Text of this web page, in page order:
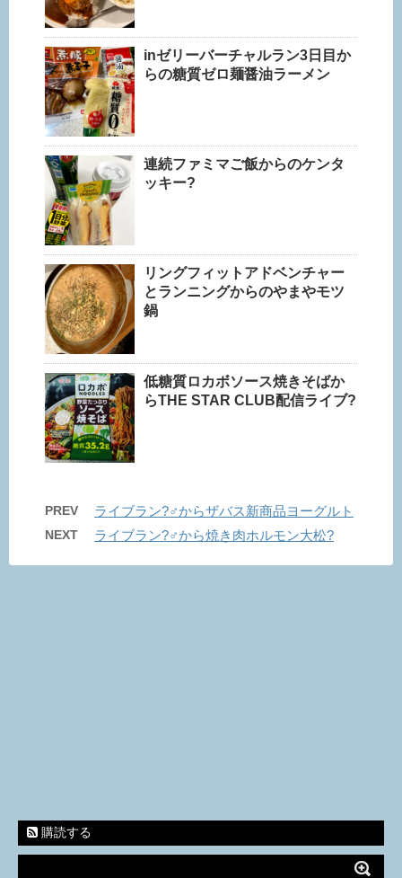
inゼリーバーチャルラン3日目か
らの糖質ゼロ麺醤油ラーメン
連続ファミマご飯からのケンタ
ッキー?
リングフィットアドベンチャー
とランニングからのやまやモツ
鍋
低糖質ロカボソース焼きそばか
らTHE STAR CLUB配信ライブ?
PREV ライブラン?‍♂️からザバス新商品ヨーグルト
NEXT ライブラン?‍♂️から焼き肉ホルモン大松?
購読する